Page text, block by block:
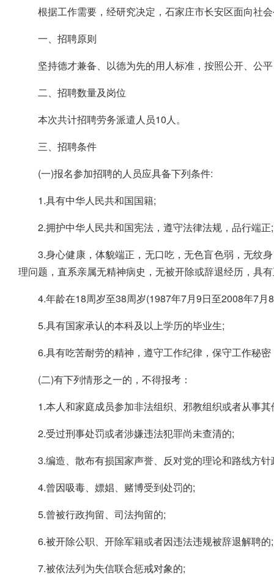
根据工作需要，经研究决定，石家庄市长安区面向社
一、招聘原则
坚持德才兼备、以德为先的用人标准，按照公开、公
二、招聘数量及岗位
本次共计招聘劳务派遣人员10人。
三、招聘条件
(一)报名参加招聘的人员应具备下列条件:
1.具有中华人民共和国国籍;
2.拥护中华人民共和国宪法，遵守法律法规，品行端正;
3.身心健康，体貌端正，无口吃，无色盲色弱，无纹
理问题，直系亲属无精神病史，无被开除或辞退经历，具
4.年龄在18周岁至38周岁(1987年7月9日至2008年7月
5.具有国家承认的本科及以上学历的毕业生;
6.具有吃苦耐劳的精神，遵守工作纪律，保守工作秘
(二)有下列情形之一的，不得报考：
1.本人和家庭成员参加非法组织、邪教组织或者从事
2.受过刑事处罚或者涉嫌违法犯罪尚未查清的;
3.编造、散布有损国家声誉、反对党的理论和路线方
4.曾因吸毒、嫖娼、赌博受到处罚的;
5.曾被行政拘留、司法拘留的;
6.被开除公职、开除军籍或者因违法违规被辞退解聘的;
7.被依法列为失信联合惩戒对象的;